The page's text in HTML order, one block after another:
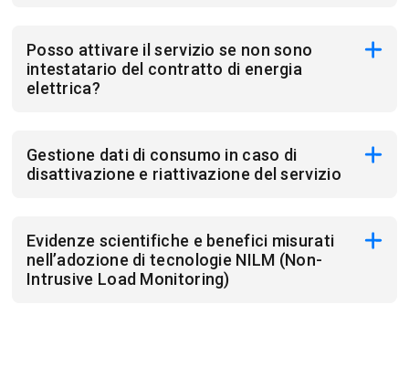
Posso attivare il servizio se non sono
intestatario del contratto di energia
elettrica?
Gestione dati di consumo in caso di
disattivazione e riattivazione del servizio
Evidenze scientifiche e benefici misurati
nell’adozione di tecnologie NILM (Non-
Intrusive Load Monitoring)